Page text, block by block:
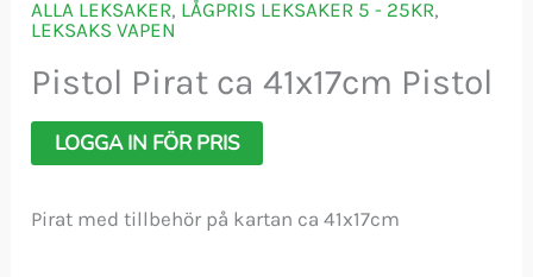
ALLA LEKSAKER, LÅGPRIS LEKSAKER 5 - 25KR,
LEKSAKS VAPEN
Pistol Pirat ca 41x17cm Pistol
LOGGA IN FÖR PRIS
Pirat med tillbehör på kartan ca 41x17cm